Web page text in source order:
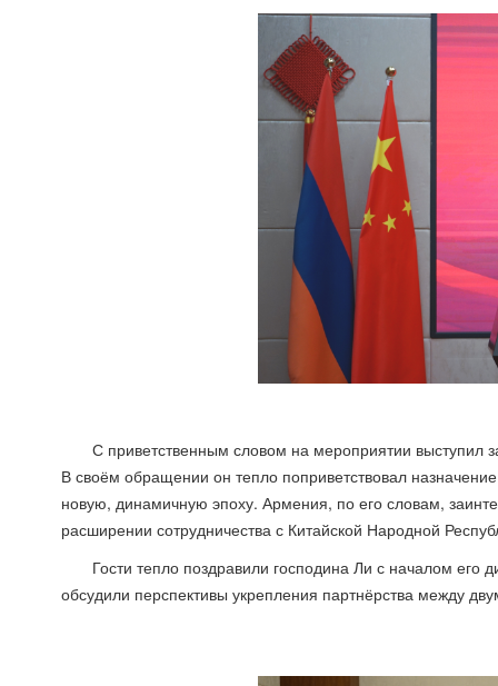
С приветственным словом на мероприятии
В своём обращении он тепло поприветствовал
новую, динамичную эпоху. Армения, по его словам,
расширении сотрудничества с Китайской Народной
Гости тепло поздравили господина Ли с началом
обсудили перспективы укрепления партнёрства между